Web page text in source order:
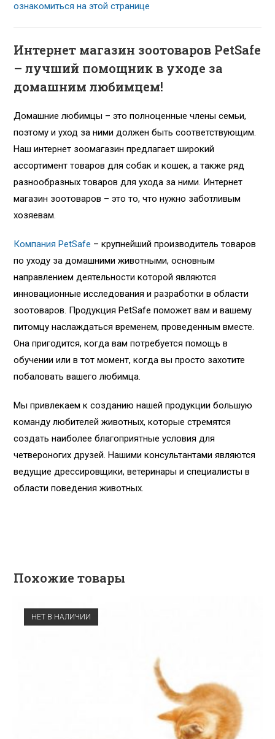
ознакомиться на этой странице
Интернет магазин зоотоваров PetSafe
– лучший помощник в уходе за
домашним любимцем!
Домашние любимцы – это полноценные члены семьи,
поэтому и уход за ними должен быть соответствующим.
Наш интернет зоомагазин предлагает широкий
ассортимент товаров для собак и кошек, а также ряд
разнообразных товаров для ухода за ними. Интернет
магазин зоотоваров – это то, что нужно заботливым
хозяевам.
Компания PetSafe – крупнейший производитель товаров
по уходу за домашними животными, основным
направлением деятельности которой являются
инновационные исследования и разработки в области
зоотоваров. Продукция PetSafe поможет вам и вашему
питомцу наслаждаться временем, проведенным вместе.
Она пригодится, когда вам потребуется помощь в
обучении или в тот момент, когда вы просто захотите
побаловать вашего любимца.
Мы привлекаем к созданию нашей продукции большую
команду любителей животных, которые стремятся
создать наиболее благоприятные условия для
четвероногих друзей. Нашими консультантами являются
ведущие дрессировщики, ветеринары и специалисты в
области поведения животных.
Похожие товары
НЕТ В НАЛИЧИИ